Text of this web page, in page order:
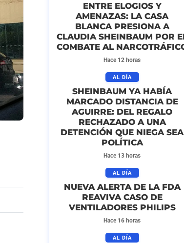
ENTRE ELOGIOS Y
AMENAZAS: LA CASA
BLANCA PRESIONA A
CLAUDIA SHEINBAUM POR
COMBATE AL
Hace 12 horas
AL DÍA
SHEINBAUM YA HABÍA
MARCADO DISTANCIA DE
AGUIRRE: DEL REGALO
RECHAZADO A UNA
DETENCIÓN QUE NIEGA SEA
POLÍTICA
Hace 13 horas
AL DÍA
NUEVA ALERTA DE LA FDA
REAVIVA CASO DE
VENTILADORES PHILIPS
Hace 16 horas
AL DÍA